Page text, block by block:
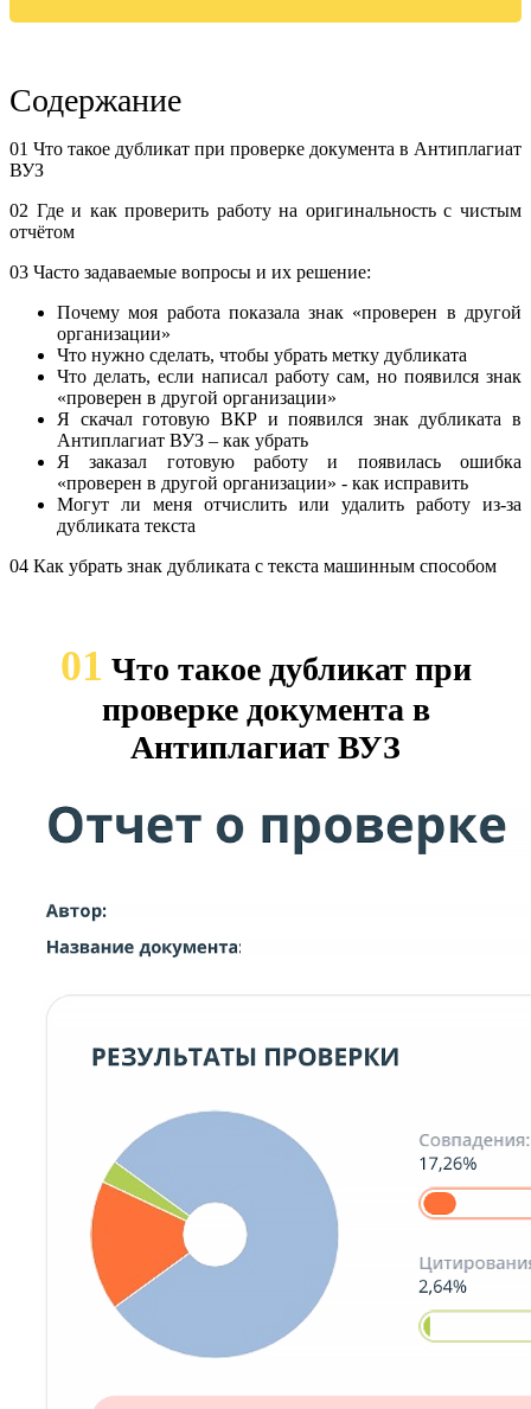
Содержание
01 Что такое дубликат при проверке документа в Антиплагиат
ВУЗ
02 Где и как проверить работу на оригинальность с чистым
отчётом
03 Часто задаваемые вопросы и их решение:
Почему моя работа показала знак «проверен в другой
организации»
Что нужно сделать, чтобы убрать метку дубликата
Что делать, если написал работу сам, но появился знак
«проверен в другой организации»
Я скачал готовую ВКР и появился знак дубликата в
Антиплагиат ВУЗ – как убрать
Я заказал готовую работу и появилась ошибка
«проверен в другой организации» - как исправить
Могут ли меня отчислить или удалить работу из-за
дубликата текста
04 Как убрать знак дубликата с текста машинным способом
01 Что такое дубликат при
проверке документа в
Антиплагиат ВУЗ